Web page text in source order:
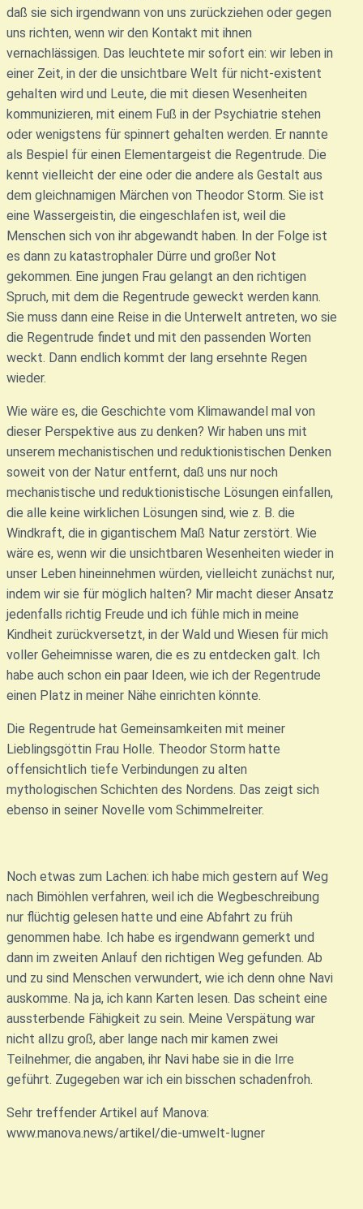
daß sie sich irgendwann von uns zurückziehen oder gegen
uns richten, wenn wir den Kontakt mit ihnen
vernachlässigen. Das leuchtete mir sofort ein: wir leben in
einer Zeit, in der die unsichtbare Welt für nicht-existent
gehalten wird und Leute, die mit diesen Wesenheiten
kommunizieren, mit einem Fuß in der Psychiatrie stehen
oder wenigstens für spinnert gehalten werden. Er nannte
als Bespiel für einen Elementargeist die Regentrude. Die
kennt vielleicht der eine oder die andere als Gestalt aus
dem gleichnamigen Märchen von Theodor Storm. Sie ist
eine Wassergeistin, die eingeschlafen ist, weil die
Menschen sich von ihr abgewandt haben. In der Folge ist
es dann zu katastrophaler Dürre und großer Not
gekommen. Eine jungen Frau gelangt an den richtigen
Spruch, mit dem die Regentrude geweckt werden kann.
Sie muss dann eine Reise in die Unterwelt antreten, wo sie
die Regentrude findet und mit den passenden Worten
weckt. Dann endlich kommt der lang ersehnte Regen
wieder.
Wie wäre es, die Geschichte vom Klimawandel mal von
dieser Perspektive aus zu denken? Wir haben uns mit
unserem mechanistischen und reduktionistischen Denken
soweit von der Natur entfernt, daß uns nur noch
mechanistische und reduktionistische Lösungen einfallen,
die alle keine wirklichen Lösungen sind, wie z. B. die
Windkraft, die in gigantischem Maß Natur zerstört. Wie
wäre es, wenn wir die unsichtbaren Wesenheiten wieder in
unser Leben hineinnehmen würden, vielleicht zunächst nur,
indem wir sie für möglich halten? Mir macht dieser Ansatz
jedenfalls richtig Freude und ich fühle mich in meine
Kindheit zurückversetzt, in der Wald und Wiesen für mich
voller Geheimnisse waren, die es zu entdecken galt. Ich
habe auch schon ein paar Ideen, wie ich der Regentrude
einen Platz in meiner Nähe einrichten könnte.
Die Regentrude hat Gemeinsamkeiten mit meiner
Lieblingsgöttin Frau Holle. Theodor Storm hatte
offensichtlich tiefe Verbindungen zu alten
mythologischen Schichten des Nordens. Das zeigt sich
ebenso in seiner Novelle vom Schimmelreiter.
Noch etwas zum Lachen: ich habe mich gestern auf Weg
nach Bimöhlen verfahren, weil ich die Wegbeschreibung
nur flüchtig gelesen hatte und eine Abfahrt zu früh
genommen habe. Ich habe es irgendwann gemerkt und
dann im zweiten Anlauf den richtigen Weg gefunden. Ab
und zu sind Menschen verwundert, wie ich denn ohne Navi
auskomme. Na ja, ich kann Karten lesen. Das scheint eine
aussterbende Fähigkeit zu sein. Meine Verspätung war
nicht allzu groß, aber lange nach mir kamen zwei
Teilnehmer, die angaben, ihr Navi habe sie in die Irre
geführt. Zugegeben war ich ein bisschen schadenfroh.
Sehr treffender Artikel auf Manova:
www.manova.news/artikel/die-umwelt-lugner